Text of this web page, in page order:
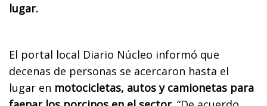
lugar.
El portal local Diario Núcleo informó que
decenas de personas se acercaron hasta el
lugar en motocicletas, autos y camionetas para